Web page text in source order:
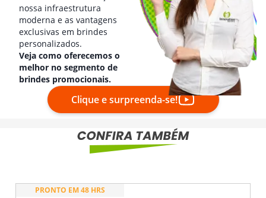
nossa infraestrutura
moderna e as vantagens
exclusivas em brindes
personalizados.
Veja como oferecemos o
melhor no segmento de
brindes promocionais.
Clique e surpreenda-se!
PRONTO EM 48 HRS